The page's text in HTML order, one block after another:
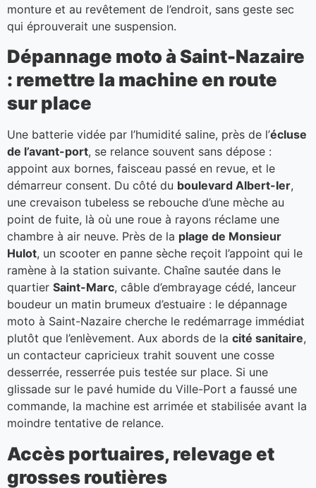
monture et au revêtement de l’endroit, sans geste sec
qui éprouverait une suspension.
Dépannage moto à Saint-Nazaire
: remettre la machine en route
sur place
Une batterie vidée par l’humidité saline, près de l’écluse
de l’avant-port, se relance souvent sans dépose :
appoint aux bornes, faisceau passé en revue, et le
démarreur consent. Du côté du boulevard Albert-Ier,
une crevaison tubeless se rebouche d’une mèche au
point de fuite, là où une roue à rayons réclame une
chambre à air neuve. Près de la plage de Monsieur
Hulot, un scooter en panne sèche reçoit l’appoint qui le
ramène à la station suivante. Chaîne sautée dans le
quartier Saint-Marc, câble d’embrayage cédé, lanceur
boudeur un matin brumeux d’estuaire : le dépannage
moto à Saint-Nazaire cherche le redémarrage immédiat
plutôt que l’enlèvement. Aux abords de la cité sanitaire,
un contacteur capricieux trahit souvent une cosse
desserrée, resserrée puis testée sur place. Si une
glissade sur le pavé humide du Ville-Port a faussé une
commande, la machine est arrimée et stabilisée avant la
moindre tentative de relance.
Accès portuaires, relevage et
grosses routières